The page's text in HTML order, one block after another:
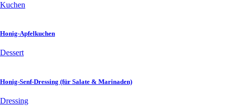
Kuchen
Honig-Apfelkuchen
Dessert
Honig-Senf-Dressing (für Salate & Marinaden)
Dressing